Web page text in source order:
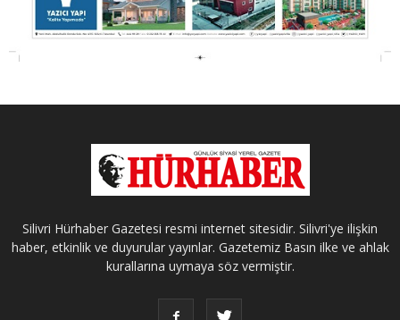
Silivri Hürhaber Gazetesi resmi internet sitesidir. Silivri'ye ilişkin
haber, etkinlik ve duyurular yayınlar. Gazetemiz Basın ilke ve ahlak
kurallarına uymaya söz vermiştir.